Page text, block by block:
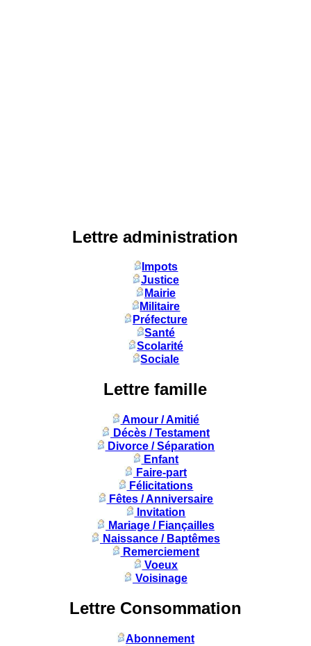
Lettre administration
Impots
Justice
Mairie
Militaire
Préfecture
Santé
Scolarité
Sociale
Lettre famille
Amour / Amitié
Décès / Testament
Divorce / Séparation
Enfant
Faire-part
Félicitations
Fêtes / Anniversaire
Invitation
Mariage / Fiançailles
Naissance / Baptêmes
Remerciement
Voeux
Voisinage
Lettre Consommation
Abonnement